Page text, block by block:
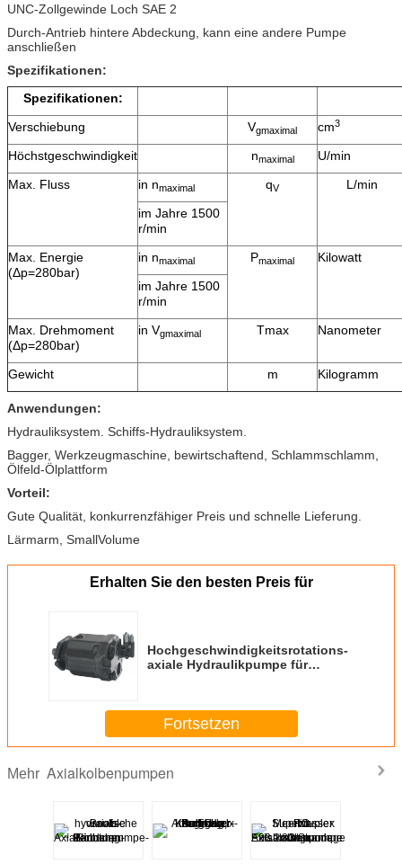
UNC-Zollgewinde Loch SAE 2
Durch-Antrieb hintere Abdeckung, kann eine andere Pumpe
anschließen
Spezifikationen:
Spezifikationen:
Verschiebung
Vgmaximal cm3
Höchstgeschwindigkeit nmaximal
U/min
Max. Fluss
in nmaximal qV
L/min
im Jahre 1500
r/min
Max. Energie
(Δp=280bar)
in nmaximal Pmaximal
Kilowatt
im Jahre 1500
r/min
Max. Drehmoment
(Δp=280bar)
in Vgmaximal Tmax Nanometer
Gewicht m Kilogramm
Anwendungen:
Hydrauliksystem. Schiffs-Hydrauliksystem.
Bagger, Werkzeugmaschine, bewirtschaftend, Schlammschlamm,
Ölfeld-Ölplattform
Vorteil:
Gute Qualität, konkurrenzfähiger Preis und schnelle Lieferung.
Lärmarm, SmallVolume
Erhalten Sie den besten Preis für
Hochgeschwindigkeitsrotations-
axiale Hydraulikpumpe für
Fortsetzen
Mehr Axialkolbenpumpen